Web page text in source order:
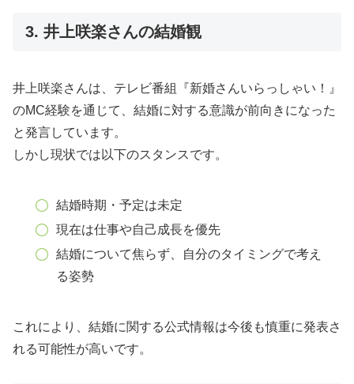
3. 井上咲楽さんの結婚観
井上咲楽さんは、テレビ番組『新婚さんいらっしゃい！』
のMC経験を通じて、結婚に対する意識が前向きになった
と発言しています。
しかし現状では以下のスタンスです。
結婚時期・予定は未定
現在は仕事や自己成長を優先
結婚について焦らず、自分のタイミングで考え
る姿勢
これにより、結婚に関する公式情報は今後も慎重に発表さ
れる可能性が高いです。